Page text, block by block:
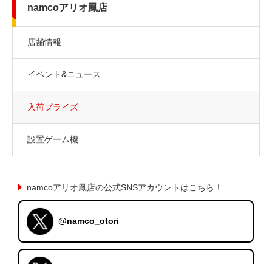
namcoアリオ鳳店
店舗情報
イベント&ニュース
入荷プライズ
設置ゲーム機
namcoアリオ鳳店の公式SNSアカウントはこちら！
@namco_otori